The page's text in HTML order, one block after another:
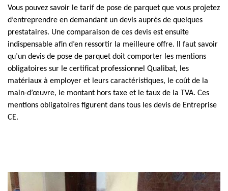
Vous pouvez savoir le tarif de pose de parquet que vous projetez
d’entreprendre en demandant un devis auprès de quelques
prestataires. Une comparaison de ces devis est ensuite
indispensable afin d’en ressortir la meilleure offre. Il faut savoir
qu’un devis de pose de parquet doit comporter les mentions
obligatoires sur le certificat professionnel Qualibat, les
matériaux à employer et leurs caractéristiques, le coût de la
main-d’œuvre, le montant hors taxe et le taux de la TVA. Ces
mentions obligatoires figurent dans tous les devis de Entreprise
CE.